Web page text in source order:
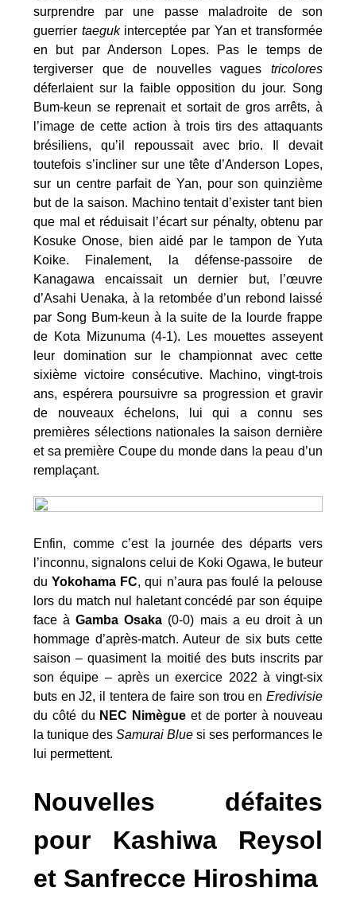
surprendre par une passe maladroite de son
guerrier taeguk interceptée par Yan et transformée
en but par Anderson Lopes. Pas le temps de
tergiverser que de nouvelles vagues tricolores
déferlaient sur la faible opposition du jour. Song
Bum-keun se reprenait et sortait de gros arrêts, à
l’image de cette action à trois tirs des attaquants
brésiliens, qu’il repoussait avec brio. Il devait
toutefois s’incliner sur une tête d’Anderson Lopes,
sur un centre parfait de Yan, pour son quinzième
but de la saison. Machino tentait d’exister tant bien
que mal et réduisait l’écart sur pénalty, obtenu par
Kosuke Onose, bien aidé par le tampon de Yuta
Koike. Finalement, la défense-passoire de
Kanagawa encaissait un dernier but, l’œuvre
d’Asahi Uenaka, à la retombée d’un rebond laissé
par Song Bum-keun à la suite de la lourde frappe
de Kota Mizunuma (4-1). Les mouettes asseyent
leur domination sur le championnat avec cette
sixième victoire consécutive. Machino, vingt-trois
ans, espérera poursuivre sa progression et gravir
de nouveaux échelons, lui qui a connu ses
premières sélections nationales la saison dernière
et sa première Coupe du monde dans la peau d’un
remplaçant.
Enfin, comme c’est la journée des départs vers
l’inconnu, signalons celui de Koki Ogawa, le buteur
duYokohama FC, qui n’aura pas foulé la pelouse
lors du match nul haletant concédé par son équipe
face àGamba Osaka (0-0) mais a eu droit à un
hommage d’après-match. Auteur de six buts cette
saison – quasiment la moitié des buts inscrits par
son équipe – après un exercice 2022 à vingt-six
buts en J2, il tentera de faire son trou en Eredivisie
du côté du NEC Nimègue et de porter à nouveau
la tunique des Samurai Blue si ses performances le
lui permettent.
Nouvelles défaites
pour Kashiwa Reysol
et Sanfrecce Hiroshima